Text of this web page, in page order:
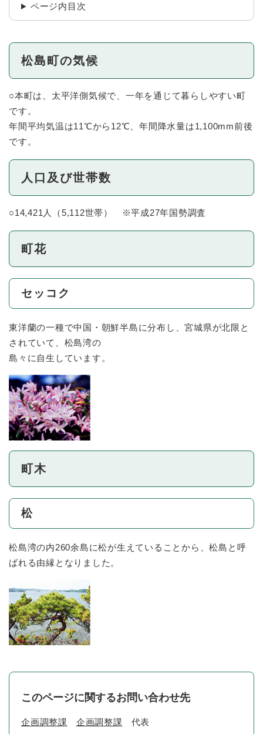
ページ内目次
松島町の気候
○本町は、太平洋側気候で、一年を通じて暮らしやすい町
です。
年間平均気温は11℃から12℃、年間降水量は1,100mm前後
です。
人口及び世帯数
○14,421人（5,112世帯） ※平成27年国勢調査
町花
セッコク
東洋蘭の一種で中国・朝鮮半島に分布し、宮城県が北限と
されていて、松島湾の
島々に自生しています。
町木
松
松島湾の内260余島に松が生えていることから、松島と呼
ばれる由縁となりました。
このページに関するお問い合わせ先
企画調整課 企画調整課 代表